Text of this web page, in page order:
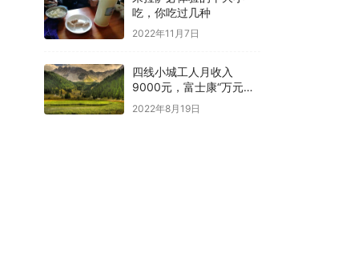
吃，你吃过几种
2022年11月7日
四线小城工人月收入
9000元，富士康“万元抢
人”你会考虑去工厂工作吗
2022年8月19日